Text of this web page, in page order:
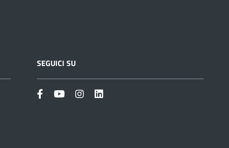
SEGUICI SU